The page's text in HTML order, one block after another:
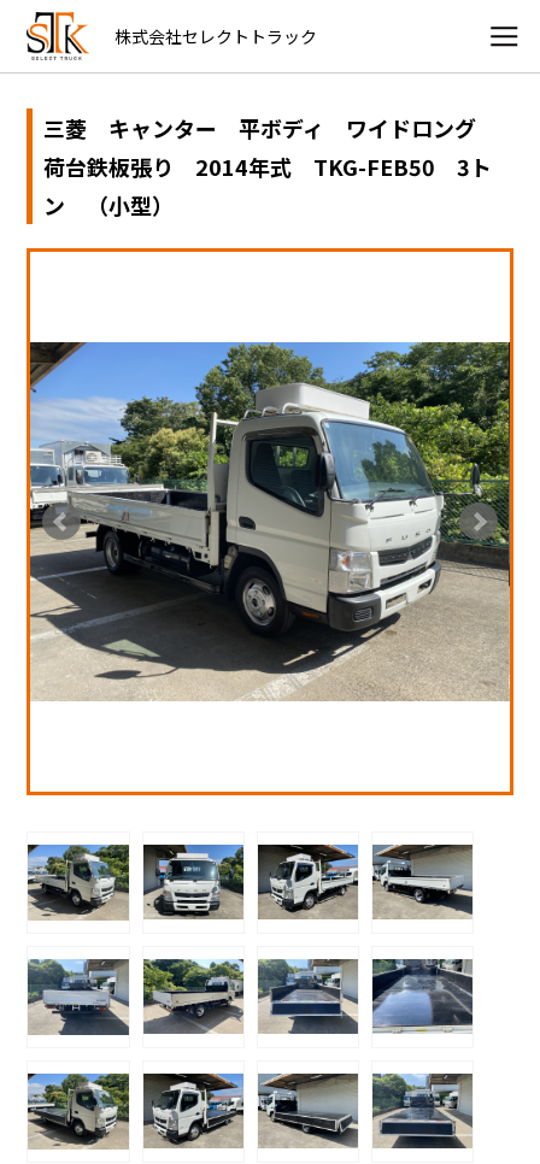
株式会社セレクトトラック
三菱 キャンター 平ボディ ワイドロング
荷台鉄板張り 2014年式 TKG-FEB50 3ト
ン （小型）